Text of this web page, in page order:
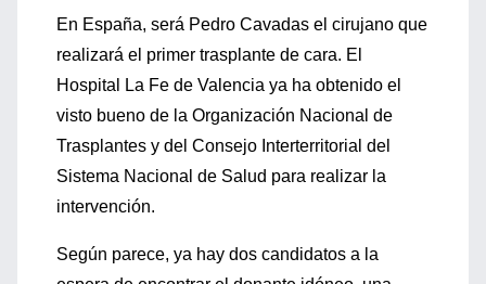
En España, será Pedro Cavadas el cirujano que
realizará el primer trasplante de cara. El
Hospital La Fe de Valencia ya ha obtenido el
visto bueno de la Organización Nacional de
Trasplantes y del Consejo Interterritorial del
Sistema Nacional de Salud para realizar la
intervención.
Según parece, ya hay dos candidatos a la